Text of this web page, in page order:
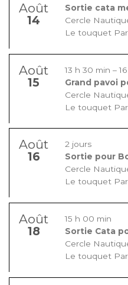
Août
14
Sortie cata
Cercle
Le touquet
Août
15
13 h 30 min –
Grand pavoi
Cercle
Le touquet
Août
16
2 jours
Sortie pour
Cercle
Le touquet
Août
18
15 h 00 min
Sortie Cata
Cercle
Le touquet